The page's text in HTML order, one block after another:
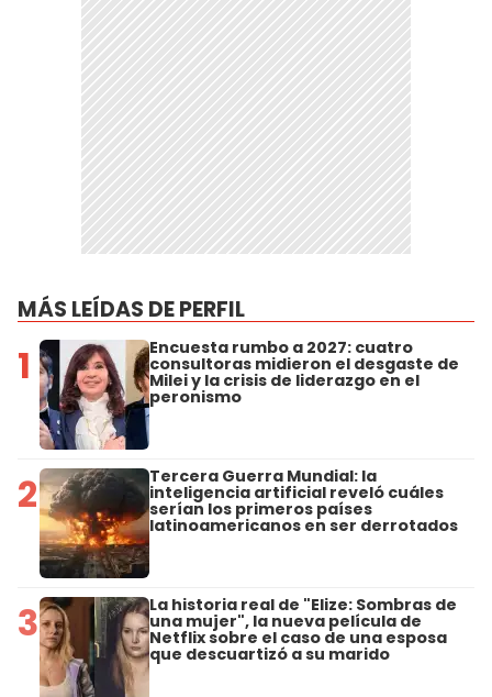
MÁS LEÍDAS DE PERFIL
1 Encuesta rumbo a 2027: cuatro
consultoras midieron el desgaste de
Milei y la crisis de liderazgo en el
peronismo
2 Tercera Guerra Mundial: la
inteligencia artificial reveló cuáles
serían los primeros países
latinoamericanos en ser derrotados
3 La historia real de "Elize: Sombras de
una mujer", la nueva película de
Netflix sobre el caso de una esposa
que descuartizó a su marido